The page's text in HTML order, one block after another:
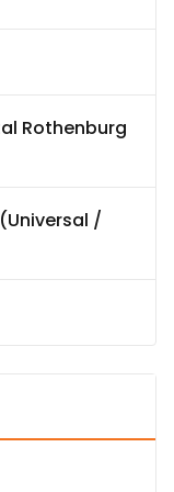
Rothenburg
/